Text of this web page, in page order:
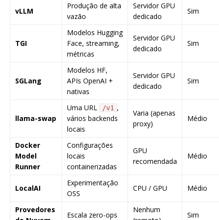
vLLM
Produção de alta
vazão
Servidor GPU
dedicado
Sim
TGI
Modelos Hugging
Face, streaming,
métricas
Servidor GPU
dedicado
Sim
SGLang
Modelos HF,
APIs OpenAI +
nativas
Servidor GPU
dedicado
Sim
llama-swap
Uma URL /v1 ,
vários backends
locais
Varia (apenas
proxy)
Médio
Docker
Model
Runner
Configurações
locais
containerizadas
GPU
recomendada
Médio
LocalAI
Experimentação
OSS
CPU / GPU Médio
Provedores
Escala zero-ops
Nenhum
Sim